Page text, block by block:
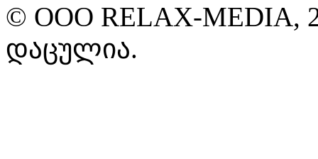
© ООО RELAX-MEDIA,
დაცულია.